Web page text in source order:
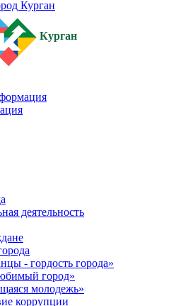
Курган
Курган
деятельность
- гордость города»
город»
молодежь»
коррупции